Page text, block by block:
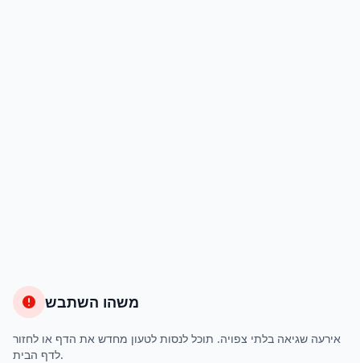
משהו השתבש
אירעה שגיאה בלתי צפויה. תוכל לנסות לטעון מחדש את הדף או לחזור
לדף הבית.